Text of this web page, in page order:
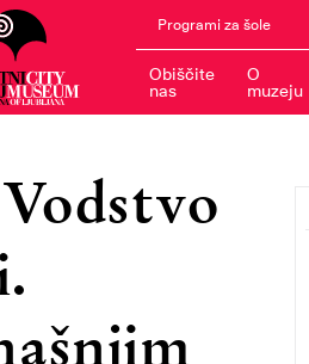
Programi za šole
Obiščite
nas
O
muzeju